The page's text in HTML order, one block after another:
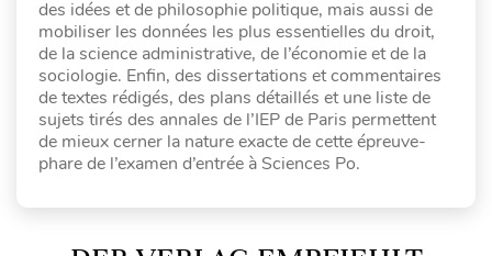
des idées et de philosophie politique, mais aussi de
mobiliser les données les plus essentielles du droit,
de la science administrative, de l’économie et de la
sociologie. Enfin, des dissertations et commentaires
de textes rédigés, des plans détaillés et une liste de
sujets tirés des annales de l’IEP de Paris permettent
de mieux cerner la nature exacte de cette épreuve-
phare de l’examen d’entrée à Sciences Po.